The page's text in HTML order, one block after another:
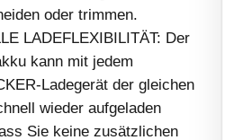
oder trimmen.
LADEFLEXIBILITÄT: Der
kann mit jedem
Ladegerät der gleichen
wieder aufgeladen
Sie keine zusätzlichen